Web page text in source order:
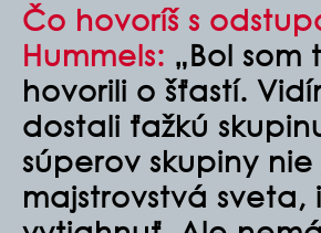
Čo hovoríš s
Hummels: „Bol
hovorili o šťastí.
dostali ťažkú
súperov skupiny
majstrovstvá